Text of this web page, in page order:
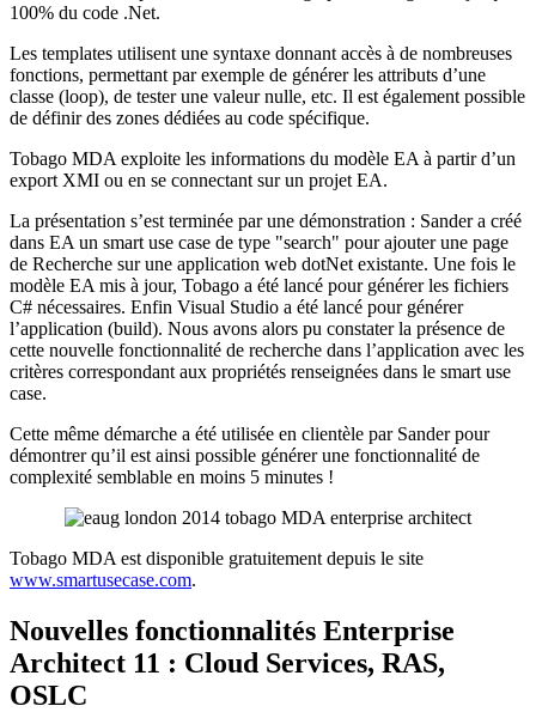
100% du code .Net.
Les templates utilisent une syntaxe donnant accès à de nombreuses
fonctions, permettant par exemple de générer les attributs d’une
classe (loop), de tester une valeur nulle, etc. Il est également possible
de définir des zones dédiées au code spécifique.
Tobago MDA exploite les informations du modèle EA à partir d’un
export XMI ou en se connectant sur un projet EA.
La présentation s’est terminée par une démonstration : Sander a créé
dans EA un smart use case de type "search" pour ajouter une page
de Recherche sur une application web dotNet existante. Une fois le
modèle EA mis à jour, Tobago a été lancé pour générer les fichiers
C# nécessaires. Enfin Visual Studio a été lancé pour générer
l’application (build). Nous avons alors pu constater la présence de
cette nouvelle fonctionnalité de recherche dans l’application avec les
critères correspondant aux propriétés renseignées dans le smart use
case.
Cette même démarche a été utilisée en clientèle par Sander pour
démontrer qu’il est ainsi possible générer une fonctionnalité de
complexité semblable en moins 5 minutes !
Tobago MDA est disponible gratuitement depuis le site
www.smartusecase.com.
Nouvelles fonctionnalités Enterprise
Architect 11 : Cloud Services, RAS,
OSLC